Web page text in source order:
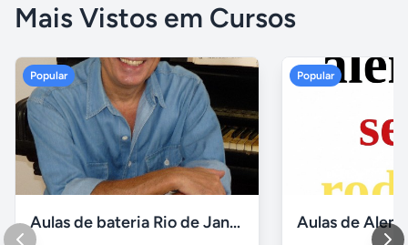
Mais Vistos em Cursos
Popular
Aulas de bateria Rio de Janeiro
Popular